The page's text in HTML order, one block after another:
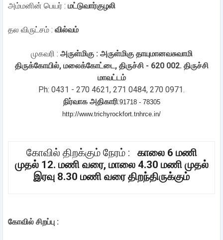
அம்மனின் பெயர் : மட்டுவார்குழலி
தல விருட்சம் : வில்வம்
முகவரி : அருள்மிகு : அருள்மிகு தாயுமானவசுவாமி
திருக்கோயில், மலைக்கோட்டை, திருச்சி - 620 002. திருச்சி
மாவட்டம்
Ph: 0431 - 270 4621, 271 0484, 270 0971.
நிர்வாக அதிகாரி:91718 - 78305
http://www.trichyrockfort.tnhrce.in/
கோவில் திறக்கும் நேரம் :
காலை 6 மணி
முதல் 12. மணி வரை, மாலை 4.30 மணி முதல்
இரவு 8.30 மணி வரை திறந்திருக்கும்
கோவில் சிறப்பு :